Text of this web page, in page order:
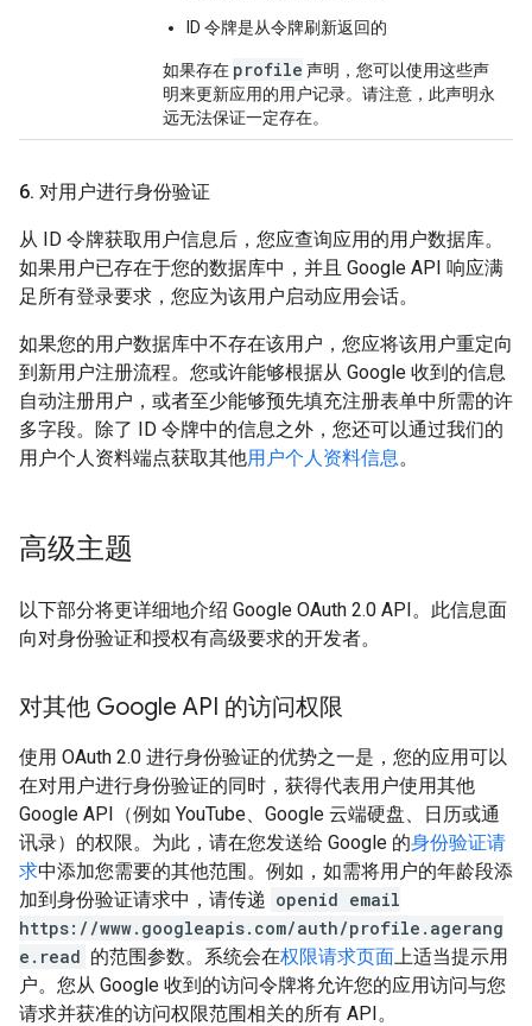
ID 令牌是从令牌刷新返回的
如果存在 profile 声明，您可以使用这些声
明来更新应用的用户记录。请注意，此声明永
远无法保证一定存在。
6. 对用户进行身份验证
从 ID 令牌获取用户信息后，您应查询应用的用户数据库。
如果用户已存在于您的数据库中，并且 Google API 响应满
足所有登录要求，您应为该用户启动应用会话。
如果您的用户数据库中不存在该用户，您应将该用户重定向
到新用户注册流程。您或许能够根据从 Google 收到的信息
自动注册用户，或者至少能够预先填充注册表单中所需的许
多字段。除了 ID 令牌中的信息之外，您还可以通过我们的
用户个人资料端点获取其他用户个人资料信息。
高级主题
以下部分将更详细地介绍 Google OAuth 2.0 API。此信息面
向对身份验证和授权有高级要求的开发者。
对其他 Google API 的访问权限
使用 OAuth 2.0 进行身份验证的优势之一是，您的应用可以
在对用户进行身份验证的同时，获得代表用户使用其他
Google API（例如 YouTube、Google 云端硬盘、日历或通
讯录）的权限。为此，请在您发送给 Google 的身份验证请
求中添加您需要的其他范围。例如，如需将用户的年龄段添
加到身份验证请求中，请传递 openid email
https://www.googleapis.com/auth/profile.agerang
e.read 的范围参数。系统会在权限请求页面上适当提示用
户。您从 Google 收到的访问令牌将允许您的应用访问与您
请求并获准的访问权限范围相关的所有 API。